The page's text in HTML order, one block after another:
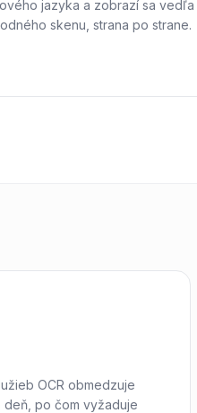
jazyka a zobrazí sa vedľa
skenu, strana po strane.
OCR obmedzuje
po čom vyžaduje